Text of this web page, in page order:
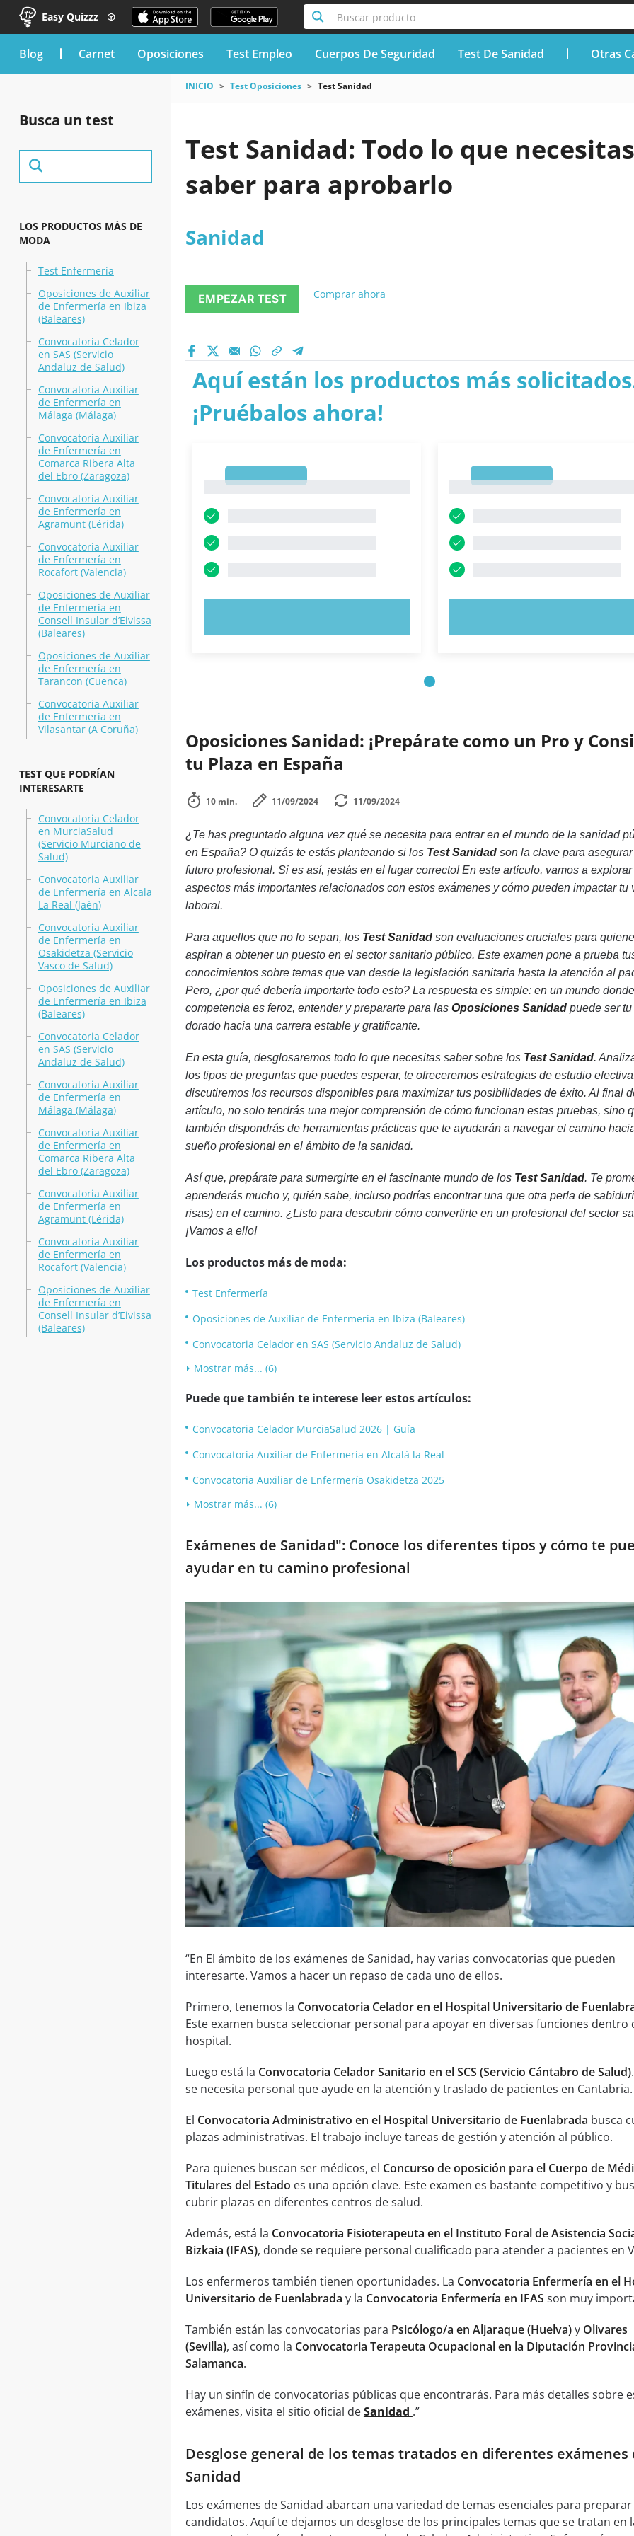
Easy Quizzz Buscar producto
blog Carnet Oposiciones Test Empleo Cuerpos De Seguridad Test De Sanidad Otras
Busca un test
LOS PRODUCTOS MÁS DE
MODA
Test Enfermería
Oposiciones de Auxiliar
de Enfermería en Ibiza
(Baleares)
Convocatoria Celador
en SAS (Servicio
Andaluz de Salud)
Convocatoria Auxiliar
de Enfermería en
Málaga (Málaga)
Convocatoria Auxiliar
de Enfermería en
Comarca Ribera Alta
del Ebro (Zaragoza)
Convocatoria Auxiliar
de Enfermería en
Agramunt (Lérida)
Convocatoria Auxiliar
de Enfermería en
Rocafort (Valencia)
Oposiciones de Auxiliar
de Enfermería en
Consell Insular d’Eivissa
(Baleares)
Oposiciones de Auxiliar
de Enfermería en
Tarancon (Cuenca)
Convocatoria Auxiliar
de Enfermería en
Vilasantar (A Coruña)
TEST QUE PODRÍAN
INTERESARTE
Convocatoria Celador
en MurciaSalud
(Servicio Murciano de
Salud)
Convocatoria Auxiliar
de Enfermería en Alcala
La Real (Jaén)
Convocatoria Auxiliar
de Enfermería en
Osakidetza (Servicio
Vasco de Salud)
Oposiciones de Auxiliar
de Enfermería en Ibiza
(Baleares)
Convocatoria Celador
en SAS (Servicio
Andaluz de Salud)
Convocatoria Auxiliar
de Enfermería en
Málaga (Málaga)
Convocatoria Auxiliar
de Enfermería en
Comarca Ribera Alta
del Ebro (Zaragoza)
Convocatoria Auxiliar
de Enfermería en
Agramunt (Lérida)
Convocatoria Auxiliar
de Enfermería en
Rocafort (Valencia)
Oposiciones de Auxiliar
de Enfermería en
Consell Insular d’Eivissa
(Baleares)
INICIO Test Oposiciones Test Sanidad
Test Sanidad: Todo lo que necesitas
saber para aprobarlo
Sanidad
EMPEZAR TEST Comprar ahora
Aquí están los productos más
¡Pruébalos ahora!
Oposiciones Sanidad: ¡Prepárate como un Pro y
tu Plaza en España
10 min. 11/09/2024 11/09/2024
¿Te has preguntado alguna vez qué se necesita para entrar en el mundo de la sanidad
en España? O quizás te estás planteando si los Test Sanidadson la clave para asegurar
futuro profesional. Si es así, ¡estás en el lugar correcto! En este artículo, vamos a
aspectos más importantes relacionados con estos exámenes y cómo pueden impactar tu
laboral.
Para aquellos que no lo sepan, los Test Sanidadson evaluaciones cruciales para
aspiran a obtener un puesto en el sector sanitario público. Este examen pone a prueba
conocimientos sobre temas que van desde la legislación sanitaria hasta la atención al
Pero, ¿por qué debería importarte todo esto? La respuesta es simple: en un mundo
competencia es feroz, entender y prepararte para las Oposiciones Sanidadpuede ser tu
dorado hacia una carrera estable y gratificante.
En esta guía, desglosaremos todo lo que necesitas saber sobre los Test Sanidad.
los tipos de preguntas que puedes esperar, te ofreceremos estrategias de estudio
discutiremos los recursos disponibles para maximizar tus posibilidades de éxito. Al final
artículo, no solo tendrás una mejor comprensión de cómo funcionan estas pruebas, sino
también dispondrás de herramientas prácticas que te ayudarán a navegar el camino
sueño profesional en el ámbito de la sanidad.
Así que, prepárate para sumergirte en el fascinante mundo de los Test Sanidad. Te
aprenderás mucho y, quién sabe, incluso podrías encontrar una que otra perla de
risas) en el camino. ¿Listo para descubrir cómo convertirte en un profesional del sector
¡Vamos a ello!
Los productos más de moda:
Test Enfermería
Oposiciones de Auxiliar de Enfermería en Ibiza (Baleares)
Convocatoria Celador en SAS (Servicio Andaluz de Salud)
Mostrar más... (6)
Puede que también te interese leer estos artículos:
Convocatoria Celador MurciaSalud 2026 | Guía
Convocatoria Auxiliar de Enfermería en Alcalá la Real
Convocatoria Auxiliar de Enfermería Osakidetza 2025
Mostrar más... (6)
Exámenes de Sanidad": Conoce los diferentes tipos y cómo te
ayudar en tu camino profesional
“En El ámbito de los exámenes de Sanidad, hay varias convocatorias que pueden
interesarte. Vamos a hacer un repaso de cada uno de ellos.
Primero, tenemos la Convocatoria Celador en el Hospital Universitario de
Este examen busca seleccionar personal para apoyar en diversas funciones dentro
hospital.
Luego está la Convocatoria Celador Sanitario en el SCS (Servicio Cántabro de Salud)
se necesita personal que ayude en la atención y traslado de pacientes en Cantabria.
El Convocatoria Administrativo en el Hospital Universitario de Fuenlabrada busca
plazas administrativas. El trabajo incluye tareas de gestión y atención al público.
Para quienes buscan ser médicos, el Concurso de oposición para el Cuerpo de
Titulares del Estado es una opción clave. Este examen es bastante competitivo y
cubrir plazas en diferentes centros de salud.
Además, está la Convocatoria Fisioterapeuta en el Instituto Foral de Asistencia
Bizkaia (IFAS), donde se requiere personal cualificado para atender a pacientes en
Los enfermeros también tienen oportunidades. La Convocatoria Enfermería en el
Universitario de Fuenlabrada y la Convocatoria Enfermería en IFAS son muy
También están las convocatorias para Psicólogo/a en Aljaraque (Huelva)y Olivares
(Sevilla), así como la Convocatoria Terapeuta Ocupacional en la Diputación
Salamanca.
Hay un sinfín de convocatorias públicas que encontrarás. Para más detalles sobre
exámenes, visita el sitio oficial deSanidad .”
Desglose general de los temas tratados en diferentes exámenes
Sanidad
Los exámenes de Sanidad abarcan una variedad de temas esenciales para
candidatos. Aquí te dejamos un desglose de los principales temas que se tratan en